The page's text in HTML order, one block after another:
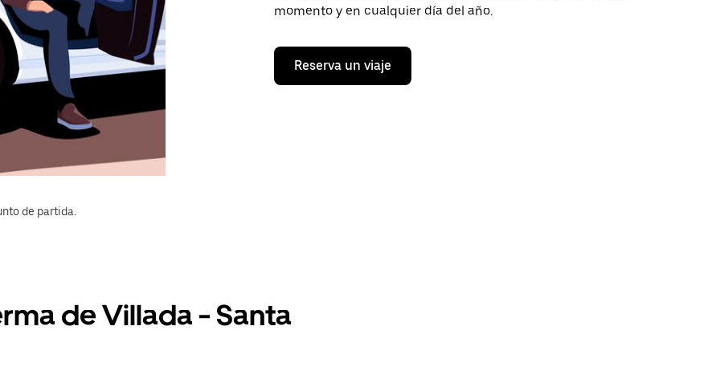
momento y en cualquier día del año.
Reserva un viaje
de partida.
de Villada - Santa